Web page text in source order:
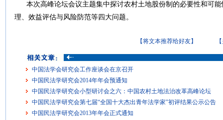
本次高峰论坛会议主题集中探讨农村土地股份制的必要性和可能
理、效益评估与风险防范等四大问题。
【将文本推荐给好友】
中国法学会研究会工作座谈会在京召开
中国民法学研究会2014年年会预通知
中国民法学研究会小型研讨会之六：中国农村土地法治改革高峰论坛
中国民法学研究会第七届“全国十大杰出青年法学家”初评结果公示公告
中国民法学研究会2013年年会正式通知